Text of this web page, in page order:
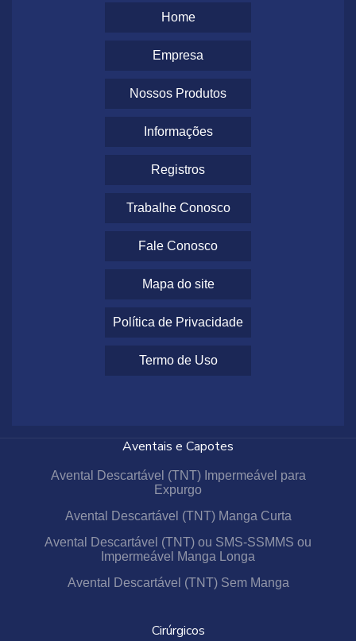
Home
Empresa
Nossos Produtos
Informações
Registros
Trabalhe Conosco
Fale Conosco
Mapa do site
Política de Privacidade
Termo de Uso
Aventais e Capotes
Avental Descartável (TNT) Impermeável para
Expurgo
Avental Descartável (TNT) Manga Curta
Avental Descartável (TNT) ou SMS-SSMMS ou
Impermeável Manga Longa
Avental Descartável (TNT) Sem Manga
Cirúrgicos